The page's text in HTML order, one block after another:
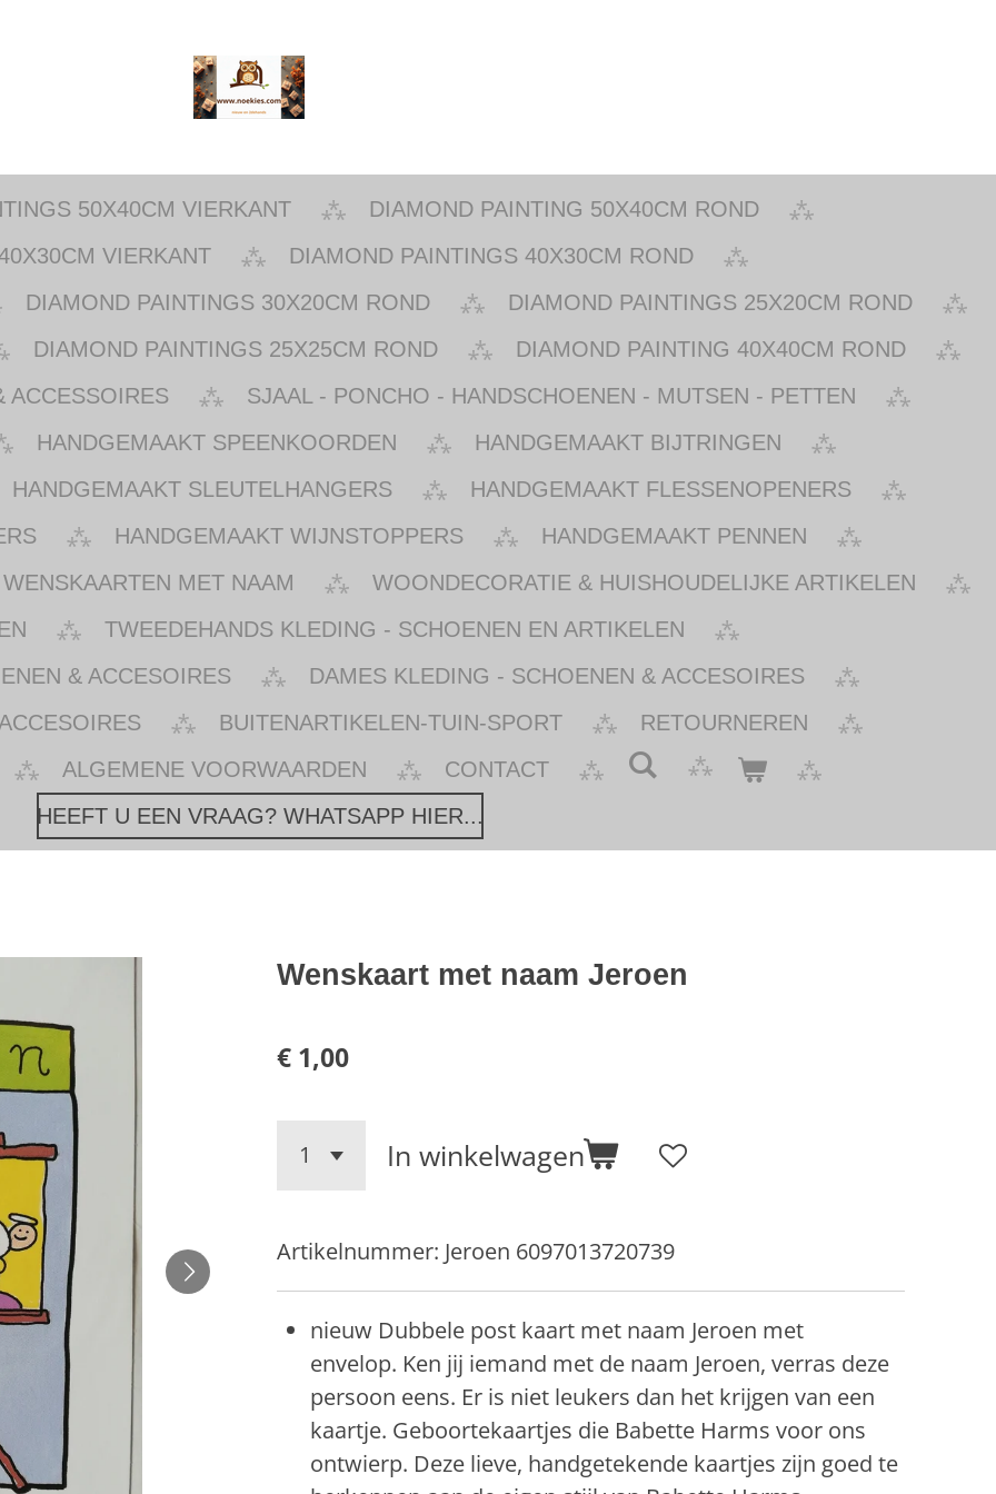
50X40CM VIERKANT
DIAMOND PAINTING 50X40CM ROND
VIERKANT
DIAMOND PAINTINGS 40X30CM ROND
DIAMOND PAINTINGS 30X20CM ROND
DIAMOND PAINTINGS 25X20CM ROND
DIAMOND PAINTINGS 25X25CM ROND
DIAMOND PAINTING 40X40CM ROND
ACCESSOIRES
SJAAL - PONCHO - HANDSCHOENEN - MUTSEN - PETTEN
HANDGEMAAKT SPEENKOORDEN
HANDGEMAAKT BIJTRINGEN
HANDGEMAAKT SLEUTELHANGERS
HANDGEMAAKT FLESSENOPENERS
HANDGEMAAKT WIJNSTOPPERS
HANDGEMAAKT PENNEN
WENSKAARTEN MET NAAM
WOONDECORATIE & HUISHOUDELIJKE ARTIKELEN
TWEEDEHANDS KLEDING - SCHOENEN EN ARTIKELEN
& ACCESOIRES
DAMES KLEDING - SCHOENEN & ACCESOIRES
BUITENARTIKELEN-TUIN-SPORT
RETOURNEREN
ALGEMENE VOORWAARDEN
CONTACT
HEEFT U EEN VRAAG? WHATSAPP HIER...
Wenskaart met naam Jeroen
€ 1,00
In winkelwagen
Artikelnummer: Jeroen 6097013720739
nieuw Dubbele post kaart met naam Jeroen met
envelop. Ken jij iemand met de naam Jeroen, verras deze
persoon eens. Er is niet leukers dan het krijgen van een
kaartje. Geboortekaartjes die Babette Harms voor ons
ontwierp. Deze lieve, handgetekende kaartjes zijn goed te